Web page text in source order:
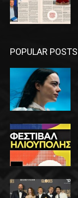
POPULAR POSTS